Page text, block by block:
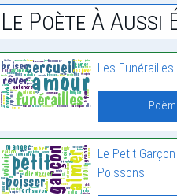
Le Poète À Aussi
Les Funérailles
Le Petit
Poissons.